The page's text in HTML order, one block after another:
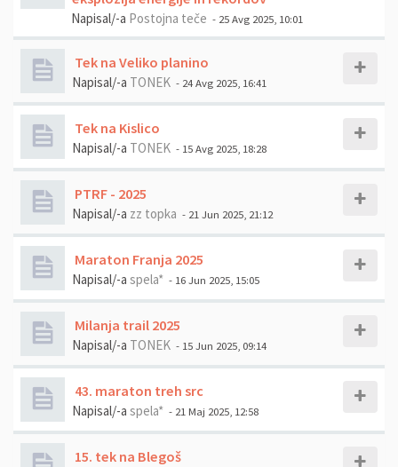
Napisal/-a Postojna teče - 25 Avg 2025, 10:01
Tek na Veliko planino
Napisal/-a TONEK - 24 Avg 2025, 16:41
Tek na Kislico
Napisal/-a TONEK - 15 Avg 2025, 18:28
PTRF - 2025
Napisal/-a zz topka - 21 Jun 2025, 21:12
Maraton Franja 2025
Napisal/-a spela* - 16 Jun 2025, 15:05
Milanja trail 2025
Napisal/-a TONEK - 15 Jun 2025, 09:14
43. maraton treh src
Napisal/-a spela* - 21 Maj 2025, 12:58
15. tek na Blegoš